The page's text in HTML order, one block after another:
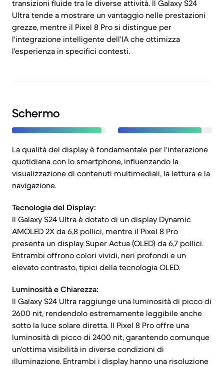
transizioni fluide tra le diverse attività. Il Galaxy S24
Ultra tende a mostrare un vantaggio nelle prestazioni
grezze, mentre il Pixel 8 Pro si distingue per
l'integrazione intelligente dell'IA che ottimizza
l'esperienza in specifici contesti.
Schermo
La qualità del display è fondamentale per l'interazione
quotidiana con lo smartphone, influenzando la
visualizzazione di contenuti multimediali, la lettura e la
navigazione.
Tecnologia del Display:
Il Galaxy S24 Ultra è dotato di un display Dynamic
AMOLED 2X da 6,8 pollici, mentre il Pixel 8 Pro
presenta un display Super Actua (OLED) da 6,7 pollici.
Entrambi offrono colori vividi, neri profondi e un
elevato contrasto, tipici della tecnologia OLED.
Luminosità e Chiarezza:
Il Galaxy S24 Ultra raggiunge una luminosità di picco di
2600 nit, rendendolo estremamente leggibile anche
sotto la luce solare diretta. Il Pixel 8 Pro offre una
luminosità di picco di 2400 nit, garantendo comunque
un'ottima visibilità in diverse condizioni di
illuminazione. Entrambi i display hanno una risoluzione